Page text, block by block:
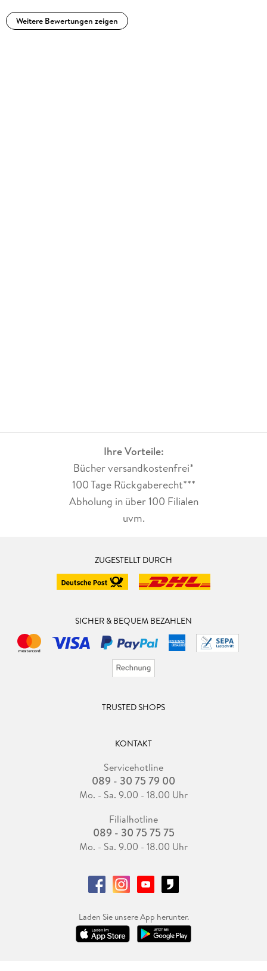
Weitere Bewertungen zeigen
Ihre Vorteile:
Bücher versandkostenfrei*
100 Tage Rückgaberecht***
Abholung in über 100 Filialen
uvm.
ZUGESTELLT DURCH
SICHER & BEQUEM BEZAHLEN
TRUSTED SHOPS
KONTAKT
Servicehotline
089 - 30 75 79 00
Mo. - Sa. 9.00 - 18.00 Uhr
Filialhotline
089 - 30 75 75 75
Mo. - Sa. 9.00 - 18.00 Uhr
Laden Sie unsere App herunter.